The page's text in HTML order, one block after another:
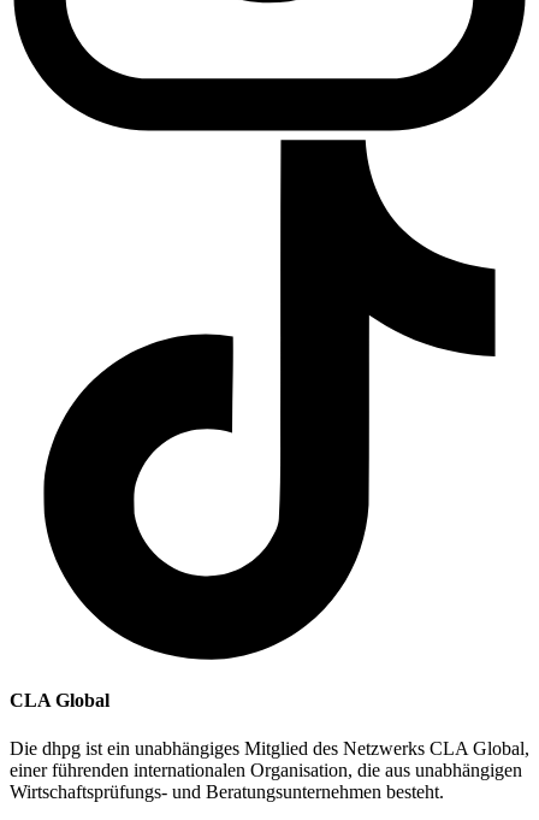
CLA Global
Die dhpg ist ein unabhängiges Mitglied des Netzwerks CLA Global,
einer führenden internationalen Organisation, die aus unabhängigen
Wirtschaftsprüfungs- und Beratungsunternehmen besteht.